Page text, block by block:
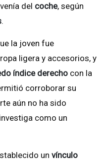
del coche, según
.
la joven fue
ligera y accesorios, y
índice derecho con la
corroborar su
aún no ha sido
como un
un vínculo